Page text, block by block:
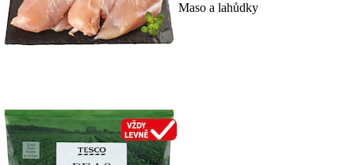
Maso a lahůdky